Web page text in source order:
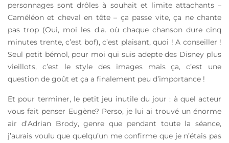
personnages sont drôles à souhait et limite attachants –
Caméléon et cheval en tête – ça passe vite, ça ne chante
pas trop (Oui, moi les d.a. où chaque chanson dure cinq
minutes trente, c’est bof), c’est plaisant, quoi ! A conseiller !
Seul petit bémol, pour moi qui suis adepte des Disney plus
vieillots, c’est le style des images mais ça, c’est une
question de goût et ça a finalement peu d’importance !
Et pour terminer, le petit jeu inutile du jour : à quel acteur
vous fait penser Eugène? Perso, je lui ai trouvé un énorme
air d’Adrian Brody, genre que pendant toute la séance,
j’aurais voulu que quelqu’un me confirme que je n’étais pas